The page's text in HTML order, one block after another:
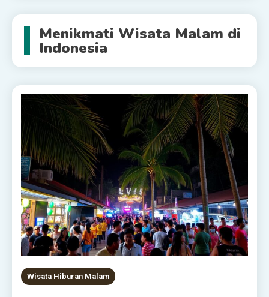
Menikmati Wisata Malam di
Indonesia
Wisata Hiburan Malam